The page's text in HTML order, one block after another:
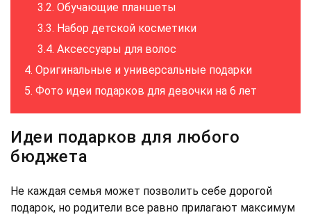
Обучающие планшеты
Набор детской косметики
Аксессуары для волос
Оригинальные и универсальные подарки
Фото идеи подарков для девочки на 6 лет
Идеи подарков для любого
бюджета
Не каждая семья может позволить себе дорогой
подарок, но родители все равно прилагают максимум